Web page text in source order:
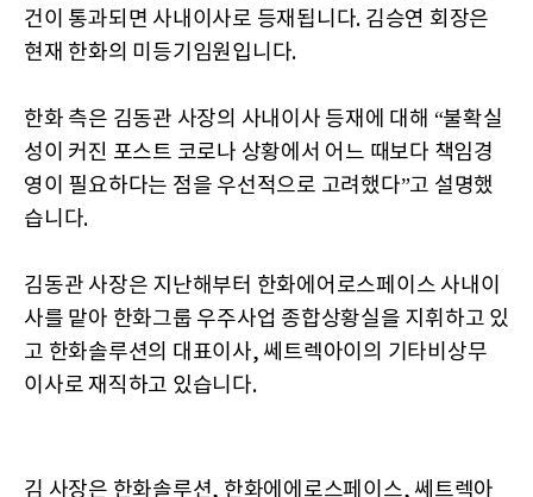
건이 통과되면 사내이사로 등재됩니다. 김승연 회장은
현재 한화의 미등기임원입니다.
한화 측은 김동관 사장의 사내이사 등재에 대해 “불확실
성이 커진 포스트 코로나 상황에서 어느 때보다 책임경
영이 필요하다는 점을 우선적으로 고려했다”고 설명했
습니다.
김동관 사장은 지난해부터 한화에어로스페이스 사내이
사를 맡아 한화그룹 우주사업 종합상황실을 지휘하고 있
고 한화솔루션의 대표이사, 쎄트렉아이의 기타비상무
이사로 재직하고 있습니다.
김 사장은 한화솔루션, 한화에에로스페이스, 쎄트렉아